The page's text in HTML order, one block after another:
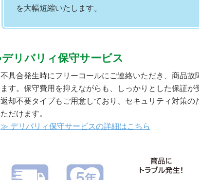
を大幅短縮いたします。
デリバリィ保守サービス
不具合発生時にフリーコールにご連絡いただき、商品
ます。保守費用を抑えながらも、しっかりとした保証
返却不要タイプもご用意しており、セキュリティ対策
ただけます。
≫ デリバリィ保守サービスの詳細はこちら